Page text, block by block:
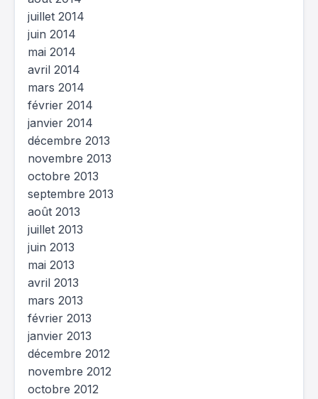
juillet 2014
juin 2014
mai 2014
avril 2014
mars 2014
février 2014
janvier 2014
décembre 2013
novembre 2013
octobre 2013
septembre 2013
août 2013
juillet 2013
juin 2013
mai 2013
avril 2013
mars 2013
février 2013
janvier 2013
décembre 2012
novembre 2012
octobre 2012